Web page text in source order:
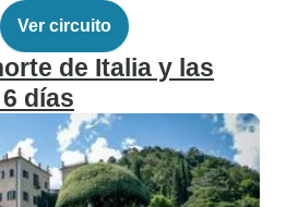
Ver circuito
de Italia y las
días